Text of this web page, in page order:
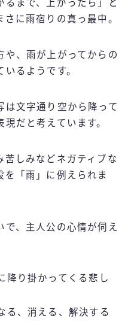
まで、上がったら」と
に雨宿りの真っ最中。
や、雨が上がってからの
るようです。
は文字通り空から降って
だと考えています。
苦しみなどネガティブな
「雨」に例えられま
、主人公の心情が伺え
降り掛かってくる悲し
る、消える、解決する